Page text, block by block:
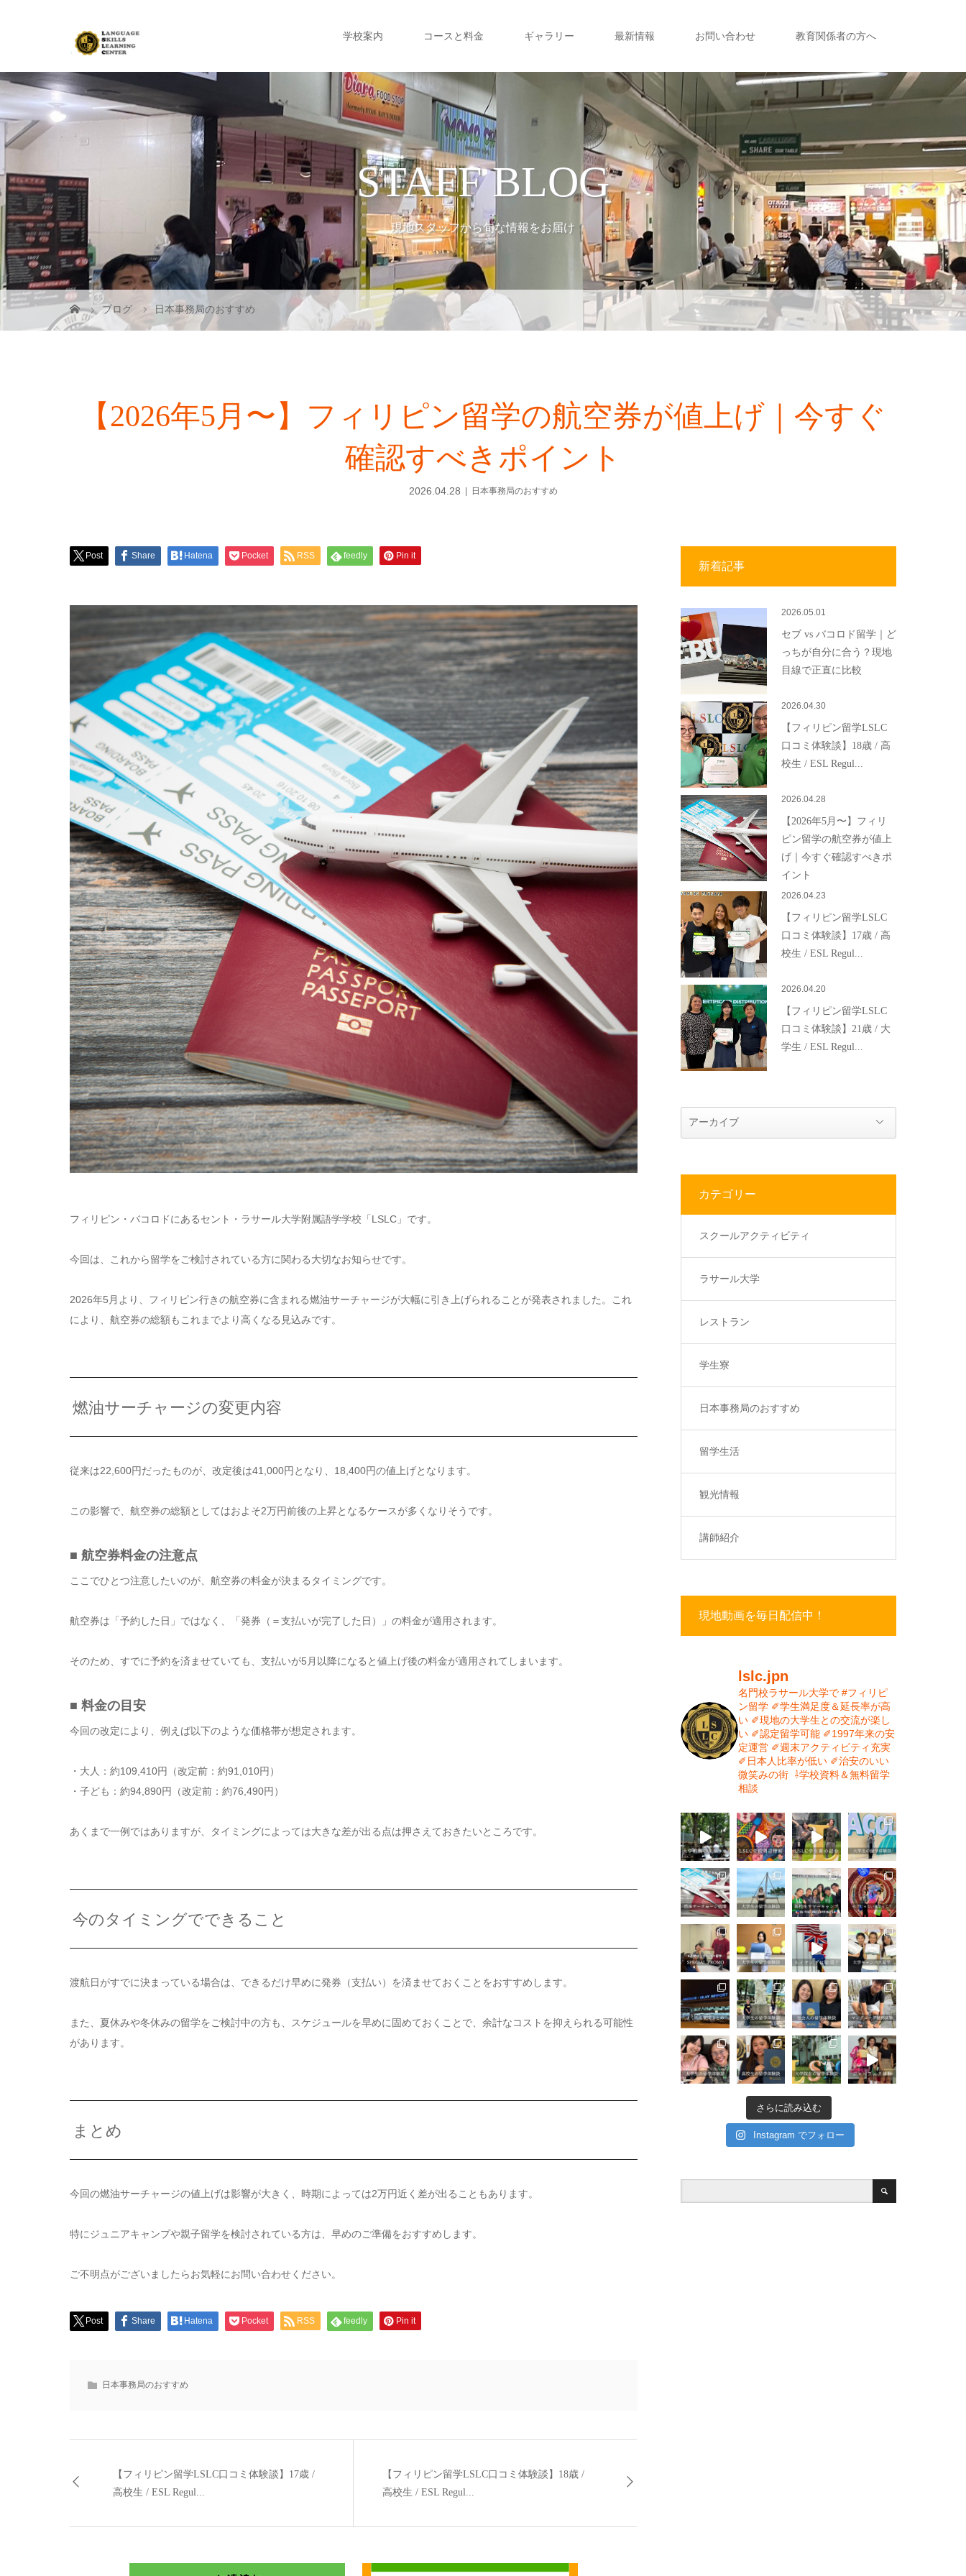
学校案内 コースと料金 ギャラリー 最新情報 お問い合わせ 教育関係者の方へ
STAFF BLOG
現地スタッフから旬な情報をお届け
ブログ 日本事務局のおすすめ
【2026年5月〜】フィリピン留学の航空券が値上げ｜今すぐ
確認すべきポイント
2026.04.28 日本事務局のおすすめ
Post Share Hatena Pocket RSS feedly Pin it
フィリピン・バコロドにあるセント・ラサール大学附属語学学校「LSLC」です。
今回は、これから留学をご検討されている方に関わる大切なお知らせです。
2026年5月より、フィリピン行きの航空券に含まれる燃油サーチャージが大幅に引き上げられることが発表されました。これ
により、航空券の総額もこれまでより高くなる見込みです。
燃油サーチャージの変更内容
従来は22,600円だったものが、改定後は41,000円となり、18,400円の値上げとなります。
この影響で、航空券の総額としてはおよそ2万円前後の上昇となるケースが多くなりそうです。
■ 航空券料金の注意点
ここでひとつ注意したいのが、航空券の料金が決まるタイミングです。
航空券は「予約した日」ではなく、「発券（＝支払いが完了した日）」の料金が適用されます。
そのため、すでに予約を済ませていても、支払いが5月以降になると値上げ後の料金が適用されてしまいます。
■ 料金の目安
今回の改定により、例えば以下のような価格帯が想定されます。
・大人：約109,410円（改定前：約91,010円）
・子ども：約94,890円（改定前：約76,490円）
あくまで一例ではありますが、タイミングによっては大きな差が出る点は押さえておきたいところです。
今のタイミングでできること
渡航日がすでに決まっている場合は、できるだけ早めに発券（支払い）を済ませておくことをおすすめします。
また、夏休みや冬休みの留学をご検討中の方も、スケジュールを早めに固めておくことで、余計なコストを抑えられる可能性
があります。
まとめ
今回の燃油サーチャージの値上げは影響が大きく、時期によっては2万円近く差が出ることもあります。
特にジュニアキャンプや親子留学を検討されている方は、早めのご準備をおすすめします。
ご不明点がございましたらお気軽にお問い合わせください。
Post Share Hatena Pocket RSS feedly Pin it
日本事務局のおすすめ
【フィリピン留学LSLC口コミ体験談】17歳 /
高校生 / ESL Regul...
【フィリピン留学LSLC口コミ体験談】18歳 /
高校生 / ESL Regul...
新着記事
2026.05.01
セブ vs バコロド留学｜ど
っちが自分に合う？現地
目線で正直に比較
2026.04.30
【フィリピン留学LSLC
口コミ体験談】18歳 / 高
校生 / ESL Regul...
2026.04.28
【2026年5月〜】フィリ
ピン留学の航空券が値上
げ｜今すぐ確認すべきポ
イント
2026.04.23
【フィリピン留学LSLC
口コミ体験談】17歳 / 高
校生 / ESL Regul...
2026.04.20
【フィリピン留学LSLC
口コミ体験談】21歳 / 大
学生 / ESL Regul...
カテゴリー
スクールアクティビティ
ラサール大学
レストラン
学生寮
日本事務局のおすすめ
留学生活
観光情報
講師紹介
現地動画を毎日配信中！
lslc.jpn
名門校ラサール大学で #フィリピ
ン留学⁡ ⁡✐学生満足度＆延長率が高
い⁡ ✐現地の大学生との交流が楽し
い⁡ ✐認定留学可能⁡ ✐1997年来の安
定運営⁡⁡ ✐週末アクティビティ充実⁡
✐日本人比率が低い ⁡✐治安のいい
微笑みの街⁡ ⇩学校資料＆無料留学
相談
さらに読み込む
Instagram でフォロー